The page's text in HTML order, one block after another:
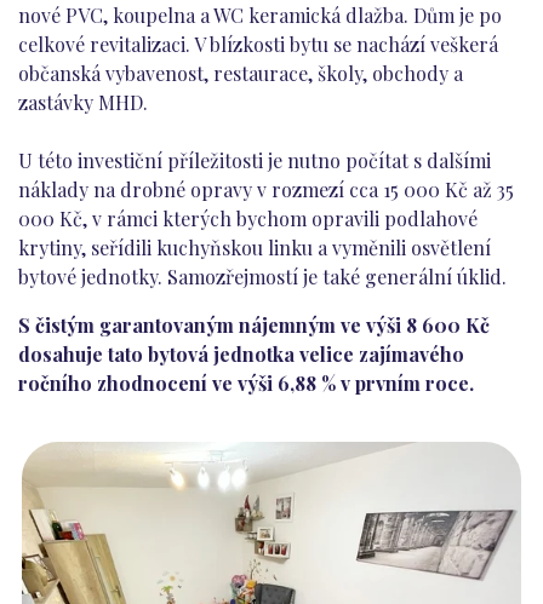
nové PVC, koupelna a WC keramická dlažba. Dům je po
celkové revitalizaci. V blízkosti bytu se nachází veškerá
občanská vybavenost, restaurace, školy, obchody a
zastávky MHD.
U této investiční příležitosti je nutno počítat s dalšími
náklady na drobné opravy v rozmezí cca 15 000 Kč až 35
000 Kč, v rámci kterých bychom opravili podlahové
krytiny, seřídili kuchyňskou linku a vyměnili osvětlení
bytové jednotky. Samozřejmostí je také generální úklid.
S čistým garantovaným nájemným ve výši 8 600 Kč
dosahuje tato bytová jednotka velice zajímavého
ročního zhodnocení ve výši 6,88 % v prvním roce.